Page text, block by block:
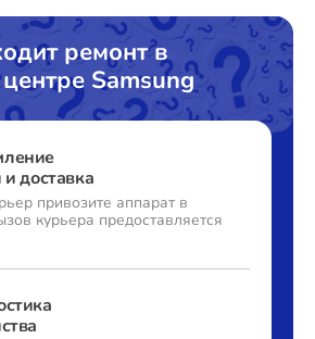
ремонт в
Samsung
и доставка
привозите аппарат в
курьера предоставляется